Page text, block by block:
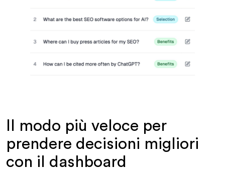
Il modo più veloce per
prendere decisioni migliori
con il dashboard